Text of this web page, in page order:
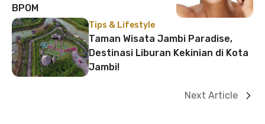
BPOM
Tips & Lifestyle
Taman Wisata Jambi Paradise,
Destinasi Liburan Kekinian di Kota
Jambi!
Next Article